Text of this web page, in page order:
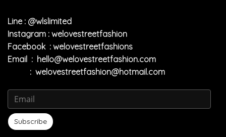
Line : @wlslimited
Instagram : welovestreetfashion
Facebook : welovestreetfashions
Email : hello@welovestreetfashion.com
: welovestreetfashion@hotmail.com
Subscribe